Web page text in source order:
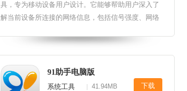
具，专为移动设备用户设计。它能够帮助用户深入了
解当前设备所连接的网络信息，包括信号强度、网络
业人士，NetworkCellInfo都能提供详尽的网络分析
91助手电脑版
系统工具 41.94MB 下载